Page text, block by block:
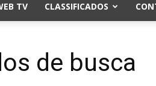
TV CLASSIFICADOS
de busca